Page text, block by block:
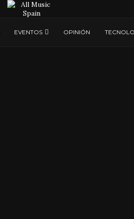
EVENTOS OPINIÓN